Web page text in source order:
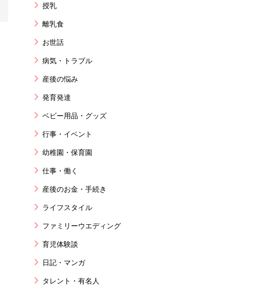
授乳
離乳食
お世話
病気・トラブル
産後の悩み
発育発達
ベビー用品・グッズ
行事・イベント
幼稚園・保育園
仕事・働く
産後のお金・手続き
ライフスタイル
ファミリーウエディング
育児体験談
日記・マンガ
タレント・有名人